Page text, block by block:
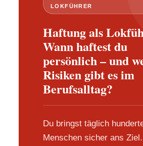
LOKFÜHRER
Haftung als
Wann haftest du
persönlich – und
Risiken gibt es im
Berufsalltag?
Du bringst täglich
Menschen sicher ans